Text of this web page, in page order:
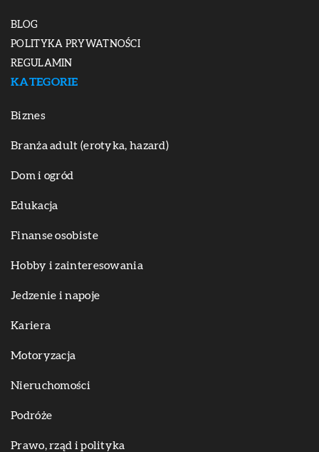
BLOG
POLITYKA PRYWATNOŚCI
REGULAMIN
KATEGORIE
Biznes
Branża adult (erotyka, hazard)
Dom i ogród
Edukacja
Finanse osobiste
Hobby i zainteresowania
Jedzenie i napoje
Kariera
Motoryzacja
Nieruchomości
Podróże
Prawo, rząd i polityka